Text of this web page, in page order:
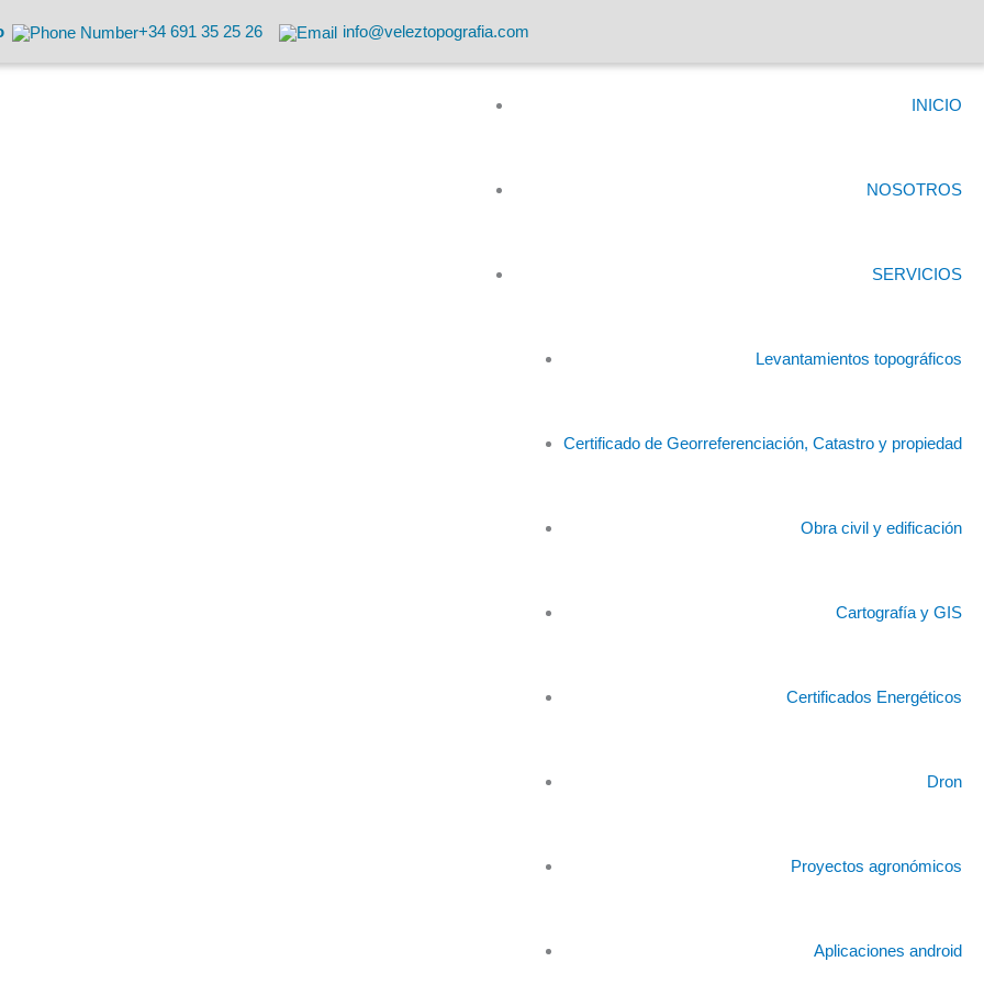
+34 691 35 25 26 info@veleztopografia.com
INICIO
NOSOTROS
SERVICIOS
Levantamientos topográficos
Certificado de Georreferenciación, Catastro y propiedad
Obra civil y edificación
Cartografía y GIS
Certificados Energéticos
Dron
Proyectos agronómicos
Aplicaciones android